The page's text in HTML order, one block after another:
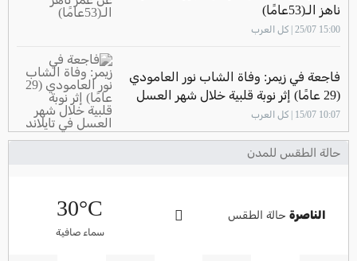
حالة الطقس للمدن
الناصرةحالة الطقس 30°C
سماء صافية
ناهز الـ(53عامًا)
15:00 25/07 | كل العرب
فاجعة في زيمر: وفاة الشاب نور العامودي
(29 عامًا) إثر نوبة قلبية خلال شهر العسل
في تايلاند
10:07 15/07 | كل العرب